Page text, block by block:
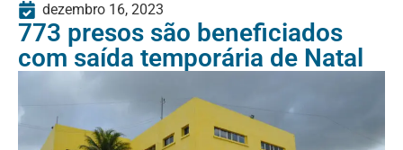
dezembro 16, 2023
773 presos são beneficiados
com saída temporária de Natal